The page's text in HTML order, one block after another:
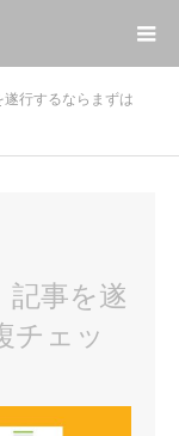
遂行するならまずは
記事を遂
チェッ